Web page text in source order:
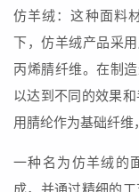
仿羊绒：这种面料
下，仿羊绒产品采
丙烯腈纤维。在制
以达到不同的效果
用腈纶作为基础纤维
一种名为仿羊绒的